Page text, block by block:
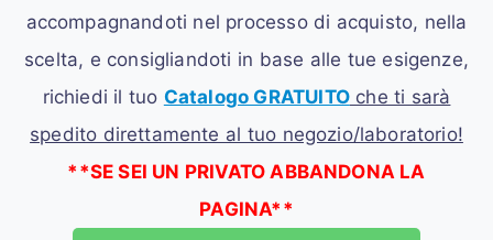
accompagnandoti nel processo di acquisto, nella
scelta, e consigliandoti in base alle tue esigenze,
richiedi il tuo Catalogo GRATUITOche ti sarà
spedito direttamente al tuo negozio/laboratorio!
**SE SEI UN PRIVATO ABBANDONA LA
PAGINA**